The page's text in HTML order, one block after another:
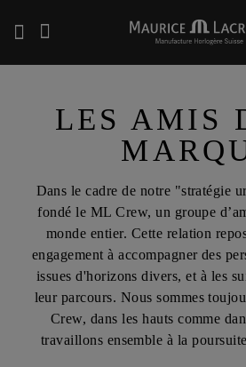
LES AMIS
Dans le cadre de notre "stratégie
fondé le ML Crew, un groupe
monde entier. Cette relation
engagement à accompagner des
issues d'horizons divers, et à les
leur parcours. Nous sommes
Crew, dans les hauts comme
travaillons ensemble à la